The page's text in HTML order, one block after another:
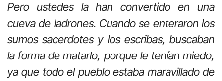
Pero ustedes la han convertido en una
cueva de ladrones. Cuando se enteraron los
sumos sacerdotes y los escribas, buscaban
la forma de matarlo, porque le tenían miedo,
ya que todo el pueblo estaba maravillado de